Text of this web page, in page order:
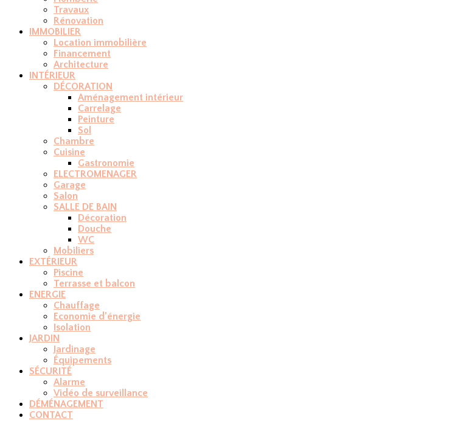
Travaux
Rénovation
IMMOBILIER
Location immobilière
Financement
Architecture
INTÉRIEUR
DÉCORATION
Aménagement intérieur
Carrelage
Peinture
Sol
Chambre
Cuisine
Gastronomie
ELECTROMENAGER
Garage
Salon
SALLE DE BAIN
Décoration
Douche
WC
Mobiliers
EXTÉRIEUR
Piscine
Terrasse et balcon
ENERGIE
Chauffage
Economie d’énergie
Isolation
JARDIN
Jardinage
Équipements
SÉCURITÉ
Alarme
Vidéo de surveillance
DÉMÉNAGEMENT
CONTACT